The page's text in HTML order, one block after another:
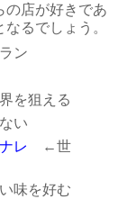
の店が好きであ
るでしょう。
ン
を狙える
い
レ ←世
味を好む